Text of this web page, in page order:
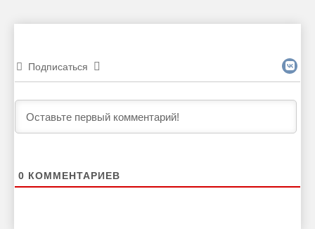
Подписаться
0 КОММЕНТАРИЕВ